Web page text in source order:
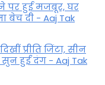
पर हुई मजबूर, घर
बेच दी - Aaj Tak
प्रीति जिंटा, सीन
हुईं दंग - Aaj Tak